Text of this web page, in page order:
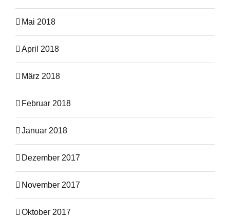
Mai 2018
April 2018
März 2018
Februar 2018
Januar 2018
Dezember 2017
November 2017
Oktober 2017